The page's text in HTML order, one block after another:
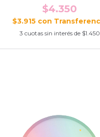
$4.350
$3.915 con
3 cuotas sin interés de $1.450